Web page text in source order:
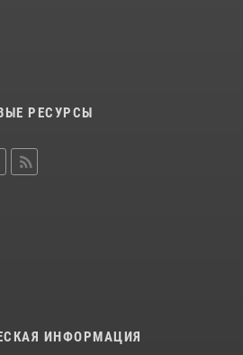
РЕСУРСЫ
ИНФОРМАЦИЯ